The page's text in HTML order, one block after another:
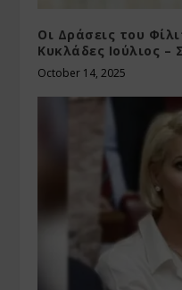
Οι Δράσεις του
Κυκλάδες Ιούλιος –
October 14, 2025